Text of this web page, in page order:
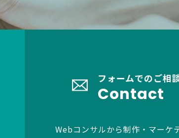
フォームでのご相
Contact
Webコンサルから制作・マーケ